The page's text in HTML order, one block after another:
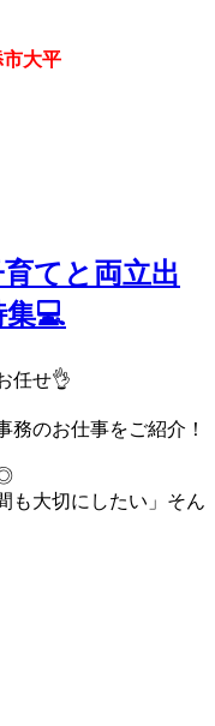
大平
てと両立出
集💻
任せ👌
務のお仕事をご紹介！
も大切にしたい」そん